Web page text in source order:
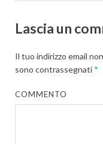
Lascia un
Il tuo indirizzo email
sono contrassegnati *
COMMENTO